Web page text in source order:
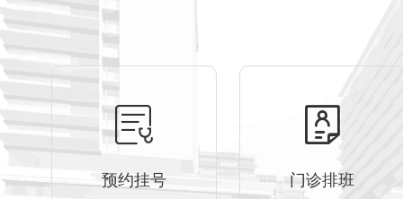
预约挂号 门诊排班